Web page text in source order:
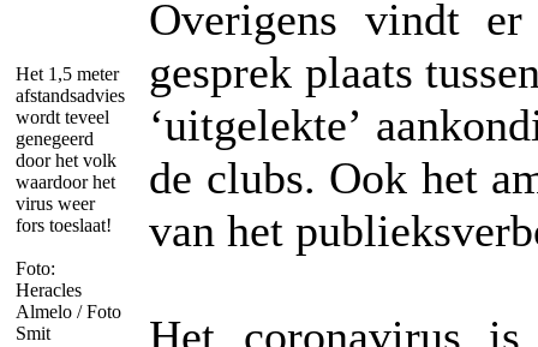
Het 1,5 meter
afstandsadvies
wordt teveel
genegeerd
door het volk
waardoor het
virus weer
fors toeslaat!
Foto:
Heracles
Almelo / Foto
Smit
Overigens vindt
gesprek plaats
‘uitgelekte’
de clubs. Ook het
van het
Het coronavirus